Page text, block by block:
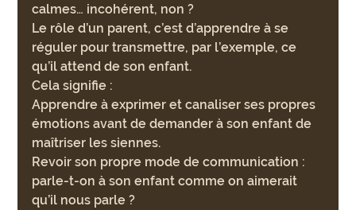
calmes… incohérent, non ?
Le rôle d’un parent, c’est d’apprendre à se
réguler pour transmettre, par l’exemple, ce
qu’il attend de son enfant.
Cela signifie :
Apprendre à exprimer et canaliser ses propres
émotions avant de demander à son enfant de
maîtriser les siennes.
Revoir son propre mode de communication :
parle-t-on à son enfant comme on aimerait
qu’il nous parle ?